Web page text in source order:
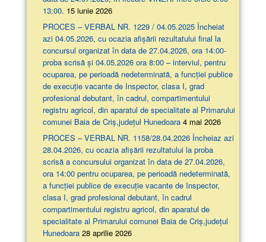
13:00. 15 iunie 2026
PROCES – VERBAL NR. 1229 / 04.05.2025 Încheiat
azi 04.05.2026, cu ocazia afişării rezultatului final la
concursul organizat în data de 27.04.2026, ora 14:00-
proba scrisă şi 04.05.2026 ora 8:00 – interviul, pentru
ocuparea, pe perioadă nedeterminată, a funcției publice
de execuție vacante de Inspector, clasa I, grad
profesional debutant, în cadrul, compartimentului
registru agricol, din aparatul de specialitate al Primarului
comunei Baia de Criș,județul Hunedoara 4 mai 2026
PROCES – VERBAL NR. 1158/28.04.2026 Încheiaz azi
28.04.2026, cu ocazia afişării rezultatului la proba
scrisă a concursului organizat în data de 27.04.2026,
ora 14:00 pentru ocuparea, pe perioadă nedeterminată,
a funcției publice de execuție vacante de Inspector,
clasa I, grad profesional debutant, în cadrul
compartimentului registru agricol, din aparatul de
specialitate al Primarului comunei Baia de Criș,județul
Hunedoara 28 aprilie 2026